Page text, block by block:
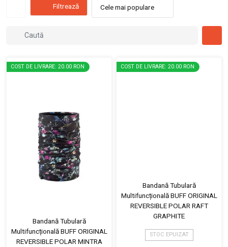
Filtrează Cele mai populare
COST DE LIVRARE: 20.00 RON
Bandană Tubulară
Multifuncțională BUFF ORIGINAL
REVERSIBLE POLAR MINTRA
COST DE LIVRARE: 20.00 RON
Bandană Tubulară
Multifuncțională BUFF ORIGINAL
REVERSIBLE POLAR RAFT
GRAPHITE
STOC EPUIZAT